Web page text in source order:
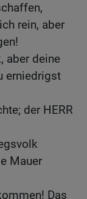
rein, aber
aber deine
erniedrigst
der HERR
Mauer
Das